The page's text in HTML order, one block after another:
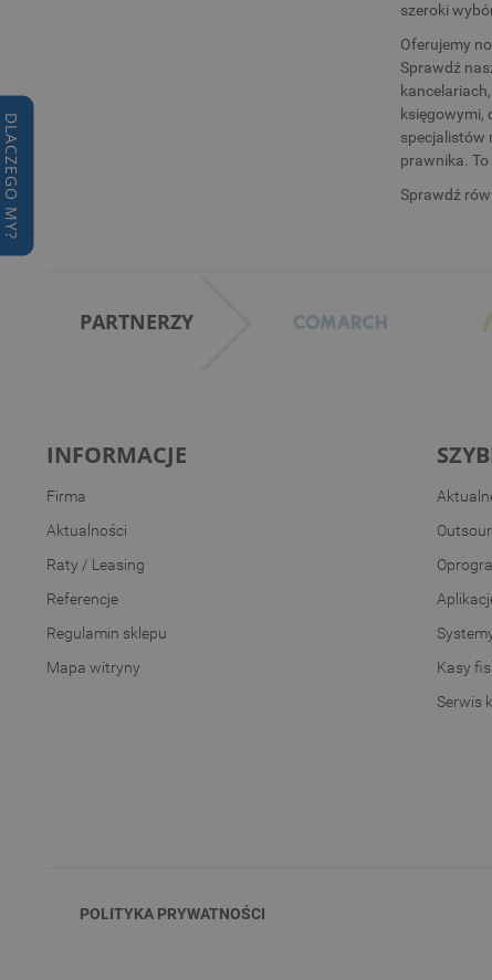
DLACZEGO MY?
szeroki
Oferujemy
Sprawdź
księgowymi,
specjalistów
prawnika.
Sprawdź
PARTNERZY
INFORMACJE
Firma
Aktualności
Raty / Leasing
Referencje
Regulamin sklepu
Mapa witryny
Kasy
Serwis
POLITYKA PRYWATNOŚCI